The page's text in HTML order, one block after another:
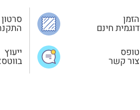
הזמן
דוגמית חינם
סרטון
טופס
צור קשר
ייעוץ